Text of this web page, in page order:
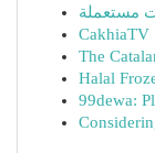
مستعملة
CakhiaTV
The
Halal
99dewa: